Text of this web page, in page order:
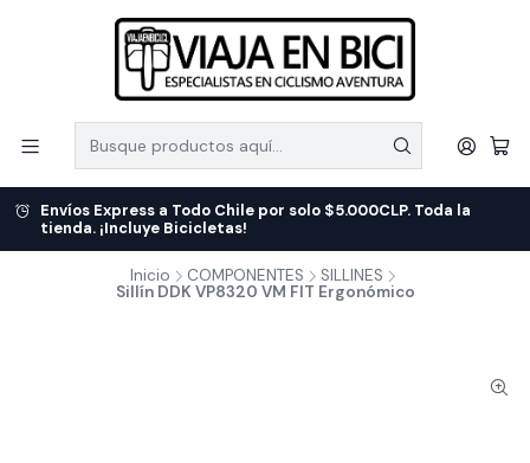
Envíos Express a Todo Chile por solo $5.000CLP. Toda la
tienda. ¡Incluye Bicicletas!
Inicio COMPONENTES
SILLINES
Sillín DDK VP8320 VM FIT Ergonómico